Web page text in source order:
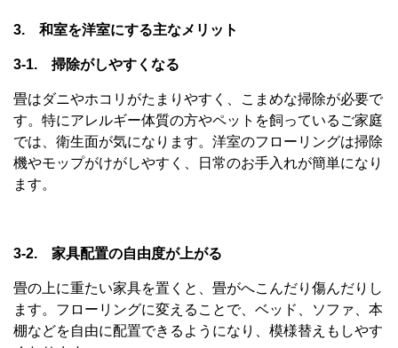
3. 和室を洋室にする主なメリット
3-1. 掃除がしやすくなる
畳はダニやホコリがたまりやすく、こまめな掃除が必要で
す。特にアレルギー体質の方やペットを飼っているご家庭
では、衛生面が気になります。洋室のフローリングは掃除
機やモップがけがしやすく、日常のお手入れが簡単になり
ます。
3-2. 家具配置の自由度が上がる
畳の上に重たい家具を置くと、畳がへこんだり傷んだりし
ます。フローリングに変えることで、ベッド、ソファ、本
棚などを自由に配置できるようになり、模様替えもしやす